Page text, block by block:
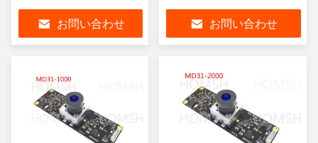
お問い合わせ お問い合わせ